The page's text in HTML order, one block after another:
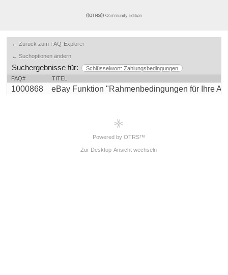
← Zurück zum FAQ-Explorer
← Suchoptionen ändern
Suchergebnisse für:
Schlüsselwort: Zahlungsbedingungen
FAQ#
TITEL
1000868 eBay Funktion "Rahmenbedingungen für Ihre
Powered by OTRS™
Zur Desktop-Ansicht wechseln